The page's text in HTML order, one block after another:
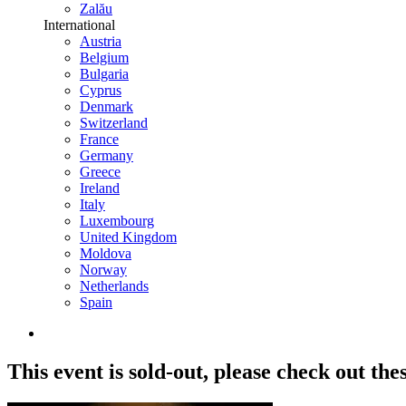
Zalău
International
Austria
Belgium
Bulgaria
Cyprus
Denmark
Switzerland
France
Germany
Greece
Ireland
Italy
Luxembourg
United Kingdom
Moldova
Norway
Netherlands
Spain
This event is sold-out, please check out